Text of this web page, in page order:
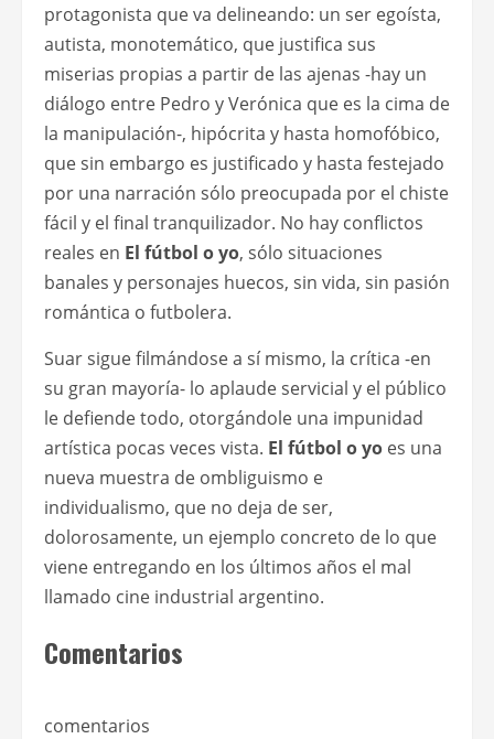
protagonista que va delineando: un ser egoísta,
autista, monotemático, que justifica sus
miserias propias a partir de las ajenas -hay un
diálogo entre Pedro y Verónica que es la cima de
la manipulación-, hipócrita y hasta homofóbico,
que sin embargo es justificado y hasta festejado
por una narración sólo preocupada por el chiste
fácil y el final tranquilizador. No hay conflictos
reales en El fútbol o yo, sólo situaciones
banales y personajes huecos, sin vida, sin pasión
romántica o futbolera.
Suar sigue filmándose a sí mismo, la crítica -en
su gran mayoría- lo aplaude servicial y el público
le defiende todo, otorgándole una impunidad
artística pocas veces vista. El fútbol o yo es una
nueva muestra de ombliguismo e
individualismo, que no deja de ser,
dolorosamente, un ejemplo concreto de lo que
viene entregando en los últimos años el mal
llamado cine industrial argentino.
Comentarios
comentarios